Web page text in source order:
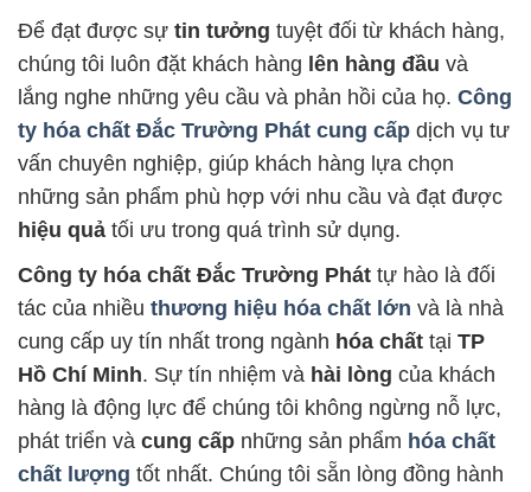
Để đạt được sự tin tưởng tuyệt đối từ khách hàng,
chúng tôi luôn đặt khách hàng lên hàng đầu và
lắng nghe những yêu cầu và phản hồi của họ. Công
ty hóa chất Đắc Trường Phát cung cấp dịch vụ tư
vấn chuyên nghiệp, giúp khách hàng lựa chọn
những sản phẩm phù hợp với nhu cầu và đạt được
hiệu quả tối ưu trong quá trình sử dụng.
Công ty hóa chất Đắc Trường Phát tự hào là đối
tác của nhiều thương hiệu hóa chất lớn và là nhà
cung cấp uy tín nhất trong ngành hóa chất tại TP
Hồ Chí Minh. Sự tín nhiệm và hài lòng của khách
hàng là động lực để chúng tôi không ngừng nỗ lực,
phát triển và cung cấp những sản phẩm hóa chất
chất lượng tốt nhất. Chúng tôi sẵn lòng đồng hành